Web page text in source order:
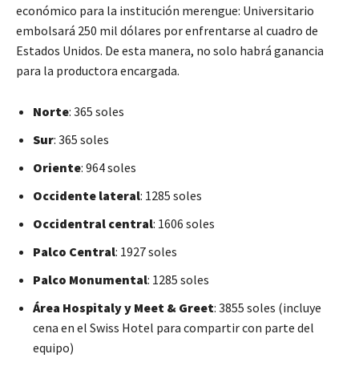
económico para la institución merengue: Universitario
embolsará 250 mil dólares por enfrentarse al cuadro de
Estados Unidos. De esta manera, no solo habrá ganancia
para la productora encargada.
Norte: 365 soles
Sur: 365 soles
Oriente: 964 soles
Occidente lateral: 1285 soles
Occidentral central: 1606 soles
Palco Central: 1927 soles
Palco Monumental: 1285 soles
Área Hospitaly y Meet & Greet: 3855 soles (incluye
cena en el Swiss Hotel para compartir con parte del
equipo)